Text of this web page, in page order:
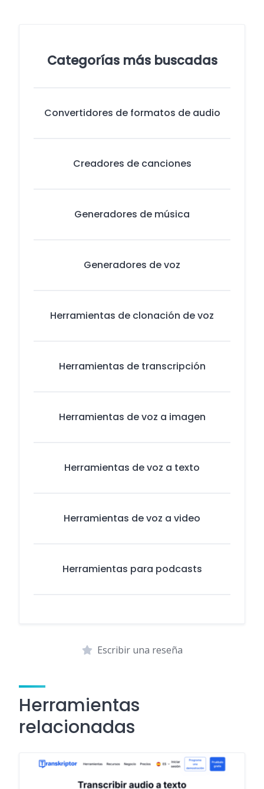
Categorías más buscadas
Convertidores de formatos de audio
Creadores de canciones
Generadores de música
Generadores de voz
Herramientas de clonación de voz
Herramientas de transcripción
Herramientas de voz a imagen
Herramientas de voz a texto
Herramientas de voz a video
Herramientas para podcasts
Escribir una reseña
Herramientas
relacionadas